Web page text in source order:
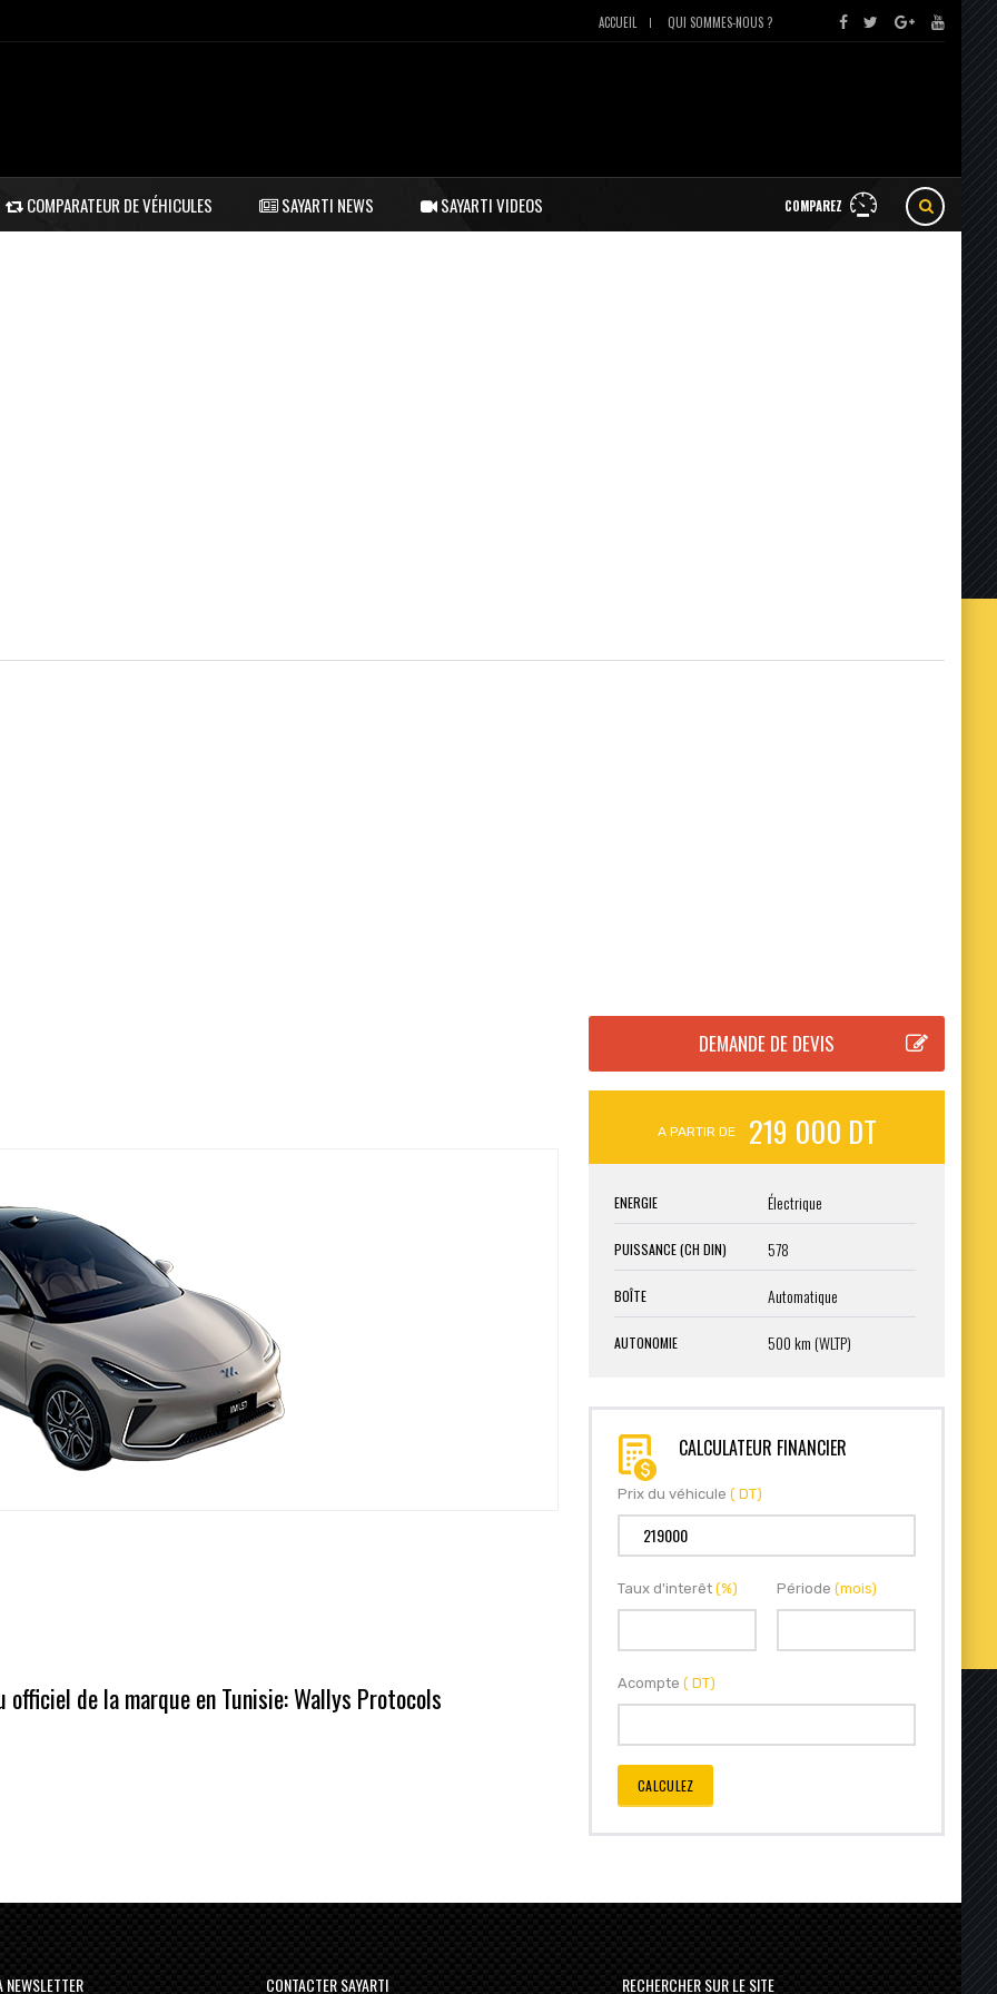
ACCUEIL QUI SOMMES-NOUS ?
COMPAREZ
COMPARATEUR DE VÉHICULES SAYARTI NEWS SAYARTI VIDEOS
de la marque en Tunisie:Wallys Protocols
A PARTIR DE 219 000 DT
ENERGIE Électrique
PUISSANCE (CH DIN) 578
BOÎTE Automatique
AUTONOMIE 500 km (WLTP)
CALCULATEUR FINANCIER
Prix du véhicule ( DT)
Taux d'interêt (%) Période (mois)
Acompte ( DT)
CALCULEZ
NEWSLETTER CONTACTER SAYARTI RECHERCHER SUR LE SITE